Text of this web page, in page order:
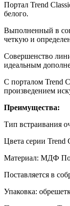
Портал Trend
белого.
Выполненный в
четкую и
Совершенство
идеальным
С порталом Trend
произведением
Преимущества:
Тип встраивания
Цвета серии Trend
Материал: МДФ
Поставляется в
Упаковка: